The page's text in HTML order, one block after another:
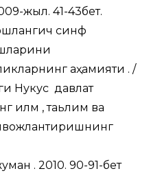
жыл. 41-43бет.
синф
аҳамияти . /
Нукус давлат
илм , таьлим ва
. 2010. 90-91-бет